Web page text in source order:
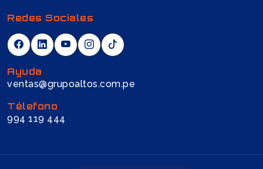
Redes Sociales
Ayuda
ventas@grupoaltos.com.pe
Télefono
994 119 444